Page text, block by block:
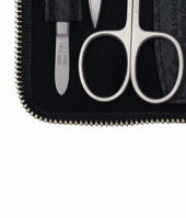
Truse manichiură bărbați
Truse manichiură-pedichiură